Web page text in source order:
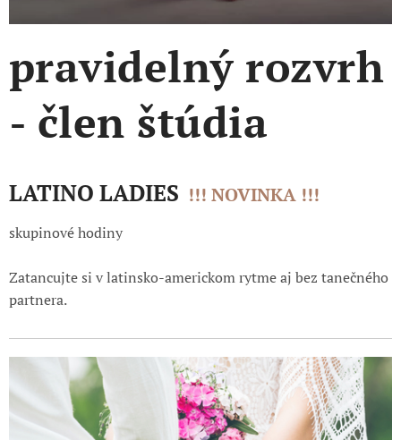
pravidelný rozvrh
- člen štúdia
LATINO LADIES !!! NOVINKA !!!
skupinové hodiny
Zatancujte si v latinsko-americkom rytme aj bez tanečného
partnera.